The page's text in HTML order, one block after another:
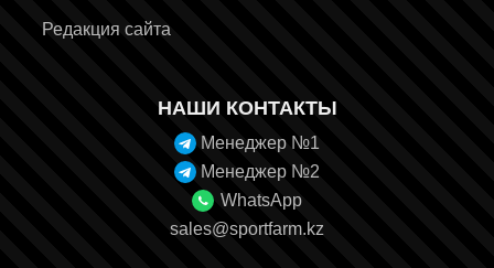
Редакция сайта
НАШИ КОНТАКТЫ
Менеджер №1
Менеджер №2
WhatsApp
sales@sportfarm.kz